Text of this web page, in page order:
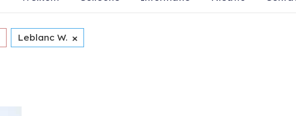
Leblanc W. ×